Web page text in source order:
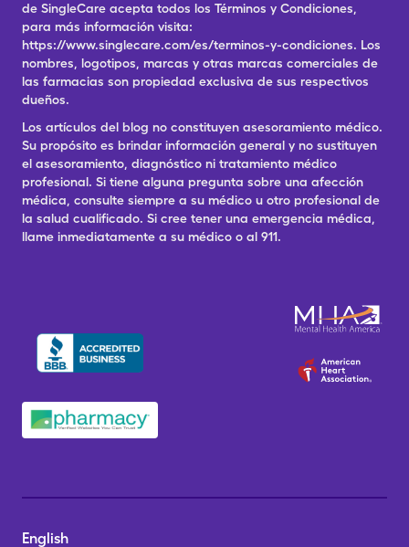
de SingleCare acepta todos los Términos y Condiciones,
para más información visita:
https://www.singlecare.com/es/terminos-y-condiciones. Los
nombres, logotipos, marcas y otras marcas comerciales de
las farmacias son propiedad exclusiva de sus respectivos
dueños.
Los artículos del blog no constituyen asesoramiento médico.
Su propósito es brindar información general y no sustituyen
el asesoramiento, diagnóstico ni tratamiento médico
profesional. Si tiene alguna pregunta sobre una afección
médica, consulte siempre a su médico u otro profesional de
la salud cualificado. Si cree tener una emergencia médica,
llame inmediatamente a su médico o al 911.
English